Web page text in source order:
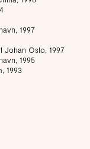
1997
Johan Oslo, 1997
1995
1993